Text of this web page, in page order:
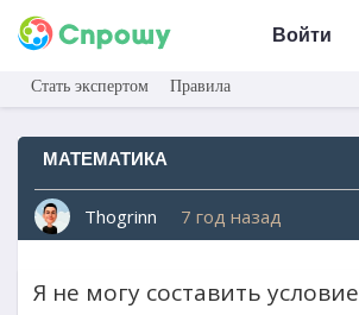
Войти
Стать экспертом Правила
МАТЕМАТИКА
Thogrinn 7 год назад
Я не могу составить условие